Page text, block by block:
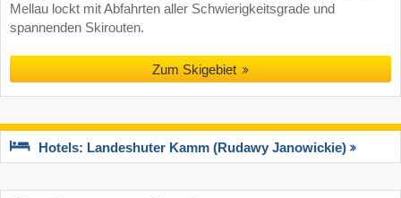
Mellau lockt mit Abfahrten aller Schwierigkeitsgrade und
spannenden Skirouten.
Zum Skigebiet
Hotels: Landeshuter Kamm (Rudawy Janowickie)